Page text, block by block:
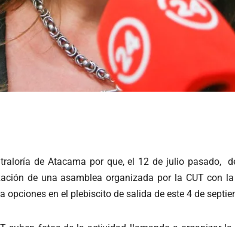
de Atacama por que, el 12 de julio pasado,
de una asamblea organizada por la CUT con
en el plebiscito de salida de este 4 de